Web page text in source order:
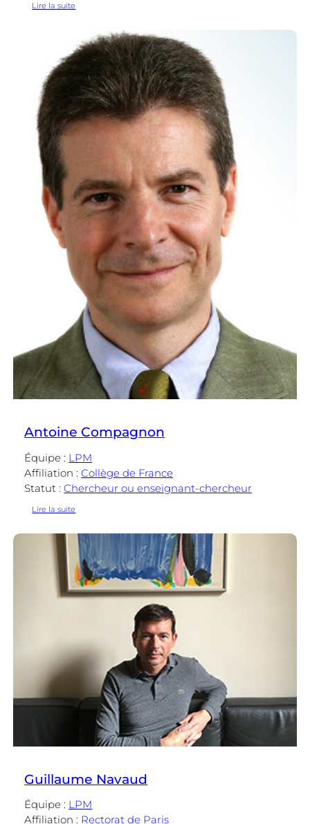
Lire la suite
Antoine Compagnon
Équipe : LPM
Affiliation :Collège de France
Statut :Chercheur ou enseignant-chercheur
Lire la suite
Guillaume Navaud
Équipe : LPM
Affiliation : Rectorat de Paris